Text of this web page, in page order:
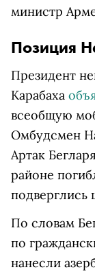
министр
Позиция
Президент
Карабаха
всеобщую
Омбудсмен
Артак
районе
подверглись
По словам
по
нанесли